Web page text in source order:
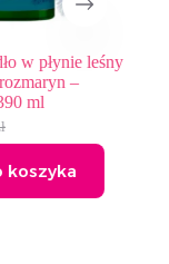
Żel pod prysznic
cyklamen – frezja –
sandałowe, 740 ml
Dodaj do